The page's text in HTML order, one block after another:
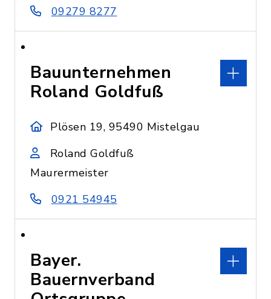
09279 8277
Bauunternehmen
Roland Goldfuß
Plösen 19, 95490 Mistelgau
Roland Goldfuß
Maurermeister
0921 54945
Bayer.
Bauernverband